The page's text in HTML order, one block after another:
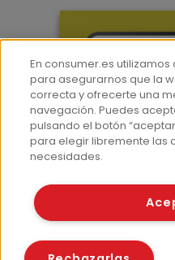
Corpus
©
Políticas
En consumer.es
para asegurarnos que la
correcta y ofrecerte una
navegación. Puedes
pulsando el botón
para elegir libremente las
necesidades.